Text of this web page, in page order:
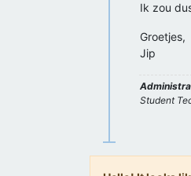
Ik zou
Groetjes,
Jip
Student